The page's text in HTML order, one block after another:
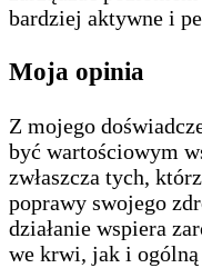
bardziej aktywne i
Moja opinia
Z mojego
być wartościowym
zwłaszcza tych,
poprawy swojego
działanie wspiera
we krwi, jak i